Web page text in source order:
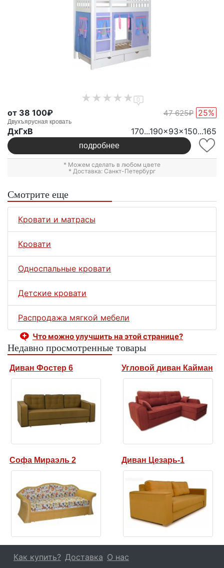
0
от 38 100₽ 47 625₽ 25%
Двухъярусная кровать
ДxГxВ 170...190x93x150...165
подробнее
* Можем сделать в любом цвете
* Доставка: Санкт-Петербург
Смотрите еще
Кровати и матрасы
Кровати
Односпальные кровати
Детские кровати
Распродажа мягкой мебели
Что можно улучшить на этой странице?
Недавно просмотренные товары
Диван Фостер 6 Угловой диван Кайман
Софа Мираэль 2 Диван Цезарь-1
Как купить? Доставка О нас